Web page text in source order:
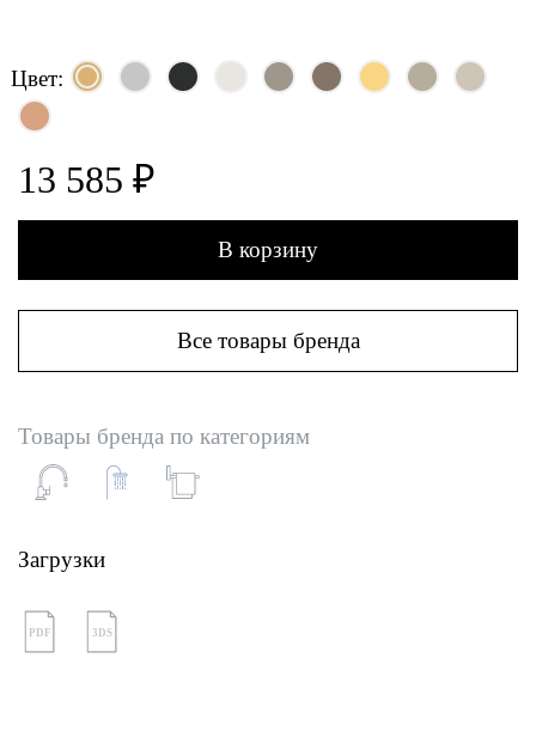
Цвет:
13 585 ₽
В корзину
Все товары бренда
Товары бренда по категориям
Загрузки
PDF 3DS